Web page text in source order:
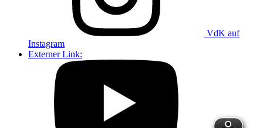
VdK auf
Instagram
Externer Link: